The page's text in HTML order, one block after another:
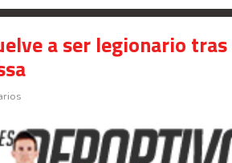
a ser legionario tras